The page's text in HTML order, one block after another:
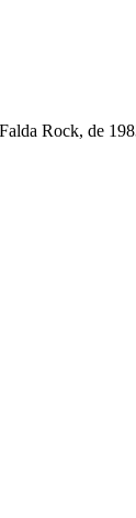
Rock, de